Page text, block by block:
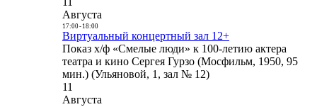
Августа
17:00- 18:00
Виртуальный концертный зал 12+
Показ х/ф «Смелые люди» к 100-летию актера
театра и кино Сергея Гурзо (Мосфильм, 1950, 95
мин.) (Ульяновой, 1, зал № 12)
11
Августа